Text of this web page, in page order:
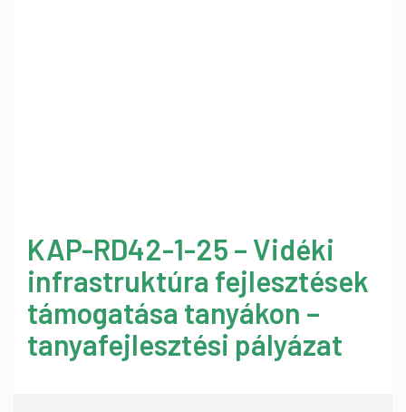
KAP-RD42-1-25 – Vidéki
infrastruktúra fejlesztések
támogatása tanyákon –
tanyafejlesztési pályázat